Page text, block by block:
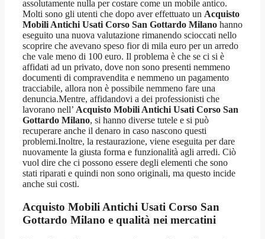
assolutamente nulla per costare come un mobile antico.
Molti sono gli utenti che dopo aver effettuato un Acquisto
Mobili Antichi Usati Corso San Gottardo Milano hanno
eseguito una nuova valutazione rimanendo scioccati nello
scoprire che avevano speso fior di mila euro per un arredo
che vale meno di 100 euro. Il problema è che se ci si è
affidati ad un privato, dove non sono presenti nemmeno
documenti di compravendita e nemmeno un pagamento
tracciabile, allora non è possibile nemmeno fare una
denuncia.Mentre, affidandovi a dei professionisti che
lavorano nell’ Acquisto Mobili Antichi Usati Corso San
Gottardo Milano, si hanno diverse tutele e si può
recuperare anche il denaro in caso nascono questi
problemi.Inoltre, la restaurazione, viene eseguita per dare
nuovamente la giusta forma e funzionalità agli arredi. Ciò
vuol dire che ci possono essere degli elementi che sono
stati riparati e quindi non sono originali, ma questo incide
anche sui costi.
Acquisto Mobili Antichi Usati Corso San
Gottardo Milano e qualità nei mercatini